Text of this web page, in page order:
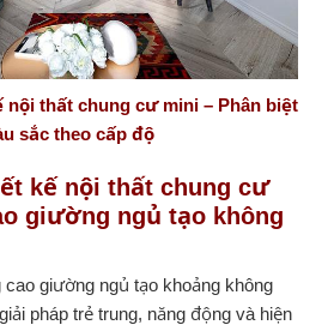
nội thất chung cư mini – Phân biệt
sắc theo cấp độ
kế nội thất chung cư
giường ngủ tạo không
giường ngủ tạo khoảng không
pháp trẻ trung, năng động và hiện